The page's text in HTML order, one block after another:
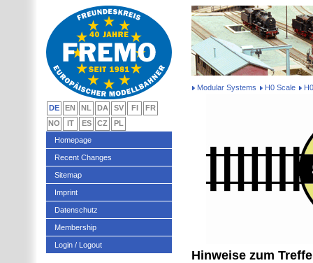
Modular Systems H0 Scale
Hinweise zum
DE EN NL DA SV FI
FR
NO
IT ES CZ
PL
Homepage
Recent Changes
Sitemap
Imprint
Datenschutz
Membership
Login / Logout